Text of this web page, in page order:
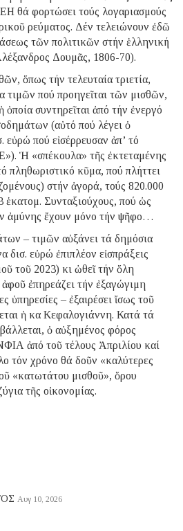
θά φορτώσει τούς λογαριασμούς
ρεύματος. Δέν τελειώνουν ἐδῶ
τῶν πολιτικῶν στήν ἑλληνική
Δουμᾶς, 1806-70).
ὅπως τήν τελευταία τριετία,
τιμῶν πού προηγεῖται τῶν μισθῶν,
συντηρεῖται ἀπό τήν ἐνεργό
(αὐτό πού λέγει ὁ
πού εἰσέρρευσαν ἀπ’ τό
Ἡ «σπέκουλα» τῆς ἐκτεταμένης
πληθωριστικό κῦμα, πού πλήττει
στήν ἀγορά, τούς 820.000
ἑκατομ. Συνταξιούχους, πού ὡς
ἀμύνης ἔχουν μόνο τήν ψῆφο…
– τιμῶν αὐξάνει τά δημόσια
δισ. εὐρώ ἐπιπλέον εἰσπράξεις
τοῦ 2023) κι ὠθεῖ τήν ὅλη
ἐπηρεάζει τήν ἐξαγώγιμη
ὑπηρεσίες – ἐξαιρέσει ἴσως τοῦ
ἡ κα Κεφαλογιάννη. Κατά τά
ὁ αὐξημένος φόρος
ἀπό τοῦ τέλους Ἀπριλίου καί
τόν χρόνο θά δοῦν «καλύτερες
«κατωτάτου μισθοῦ», ὅρου
τῆς οἰκονομίας.
Αυγ 10, 2026